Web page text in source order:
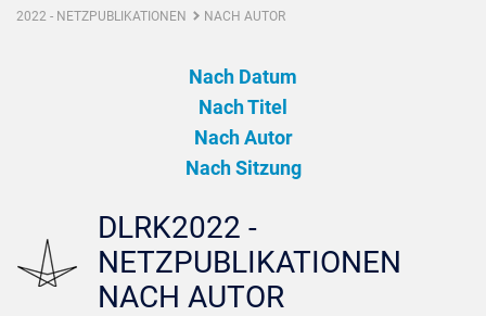
2022 - NETZPUBLIKATIONEN
NACH AUTOR
Nach Datum
Nach Titel
Nach Autor
Nach Sitzung
DLRK2022 -
NETZPUBLIKATIONEN
NACH AUTOR